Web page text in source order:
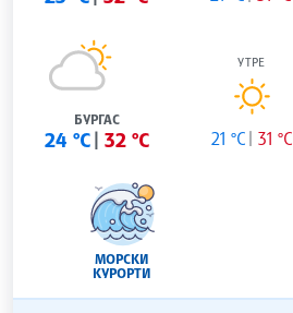
БУРГАС
24 °C 32 °C
УТРЕ
21 °C 31 °C
МОРСКИ
КУРОРТИ